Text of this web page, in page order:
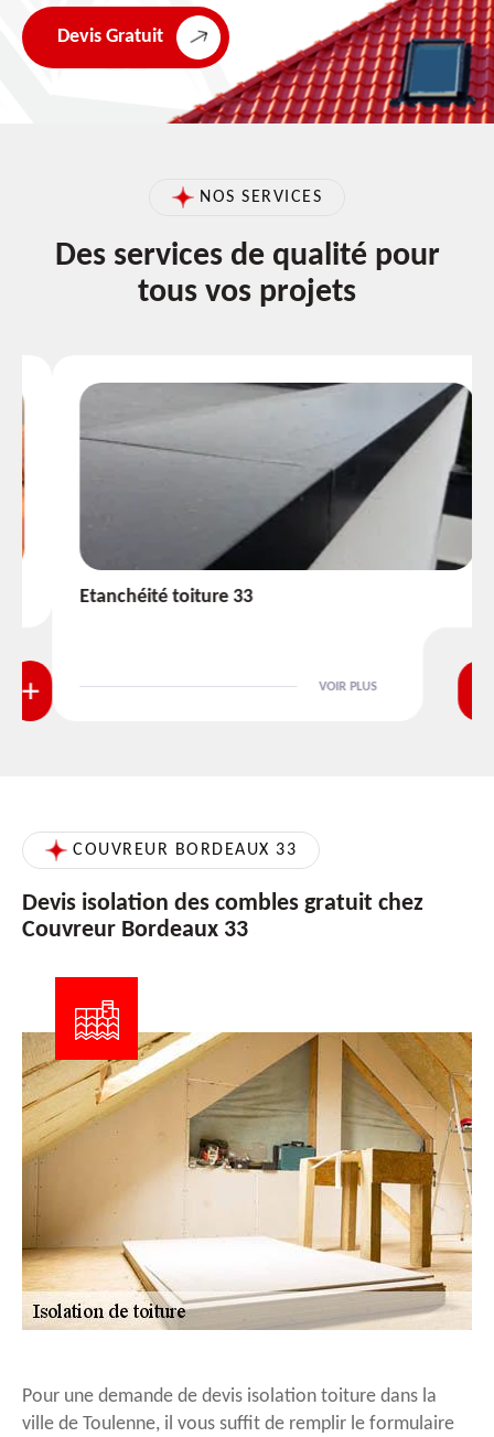
Devis Gratuit
NOS SERVICES
Des services de qualité pour
tous vos projets
Etanchéité toiture 33
VOIR PLUS
COUVREUR BORDEAUX 33
Devis isolation des combles gratuit chez
Couvreur Bordeaux 33
Pour une demande de devis isolation toiture dans la
ville de Toulenne, il vous suffit de remplir le formulaire